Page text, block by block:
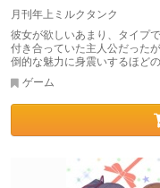
月刊年上ミルクタンク
彼女が欲しいあまり、タイプ
付き合っていた主人公だった
倒的な魅力に身震いするほど
ゲーム